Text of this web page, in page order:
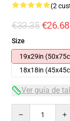
(2
€33.35 €26.68
Size
19x29in
18x18in
Ver guía de